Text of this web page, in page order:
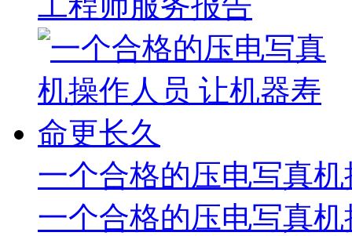
一个合格的压电写真
一个合格的压电写真